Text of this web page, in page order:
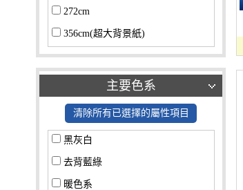
272cm
356cm(超大背景紙)
其他
主要色系
清除所有已選擇的屬性項目
黑灰白
去背藍綠
暖色系